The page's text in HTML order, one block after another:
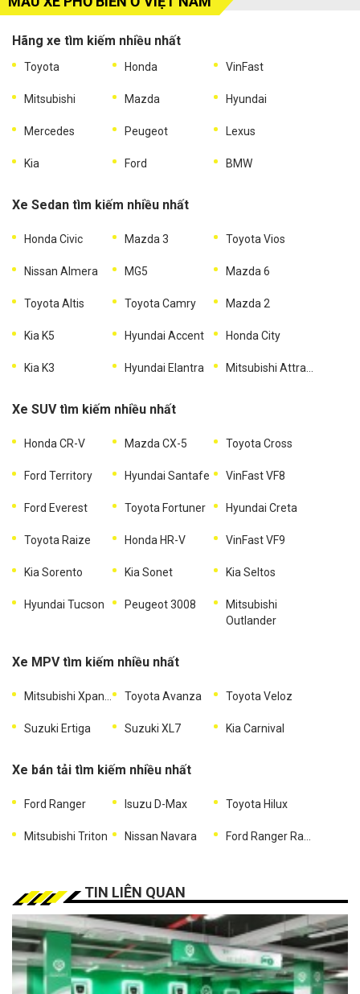
Hãng xe tìm kiếm nhiều nhất
Toyota Honda VinFast
Mitsubishi Mazda Hyundai
Mercedes Peugeot Lexus
Kia Ford BMW
Xe Sedan tìm kiếm nhiều nhất
Honda Civic Mazda 3 Toyota Vios
Nissan Almera MG5 Mazda 6
Toyota Altis Toyota Camry Mazda 2
Kia K5 Hyundai Accent Honda City
Kia K3 Hyundai Elantra
Xe SUV tìm kiếm nhiều nhất
Honda CR-V Mazda CX-5 Toyota Cross
Ford Territory Hyundai Santafe VinFast VF8
Ford Everest Toyota Fortuner Hyundai Creta
Toyota Raize Honda HR-V VinFast VF9
Kia Sorento Kia Sonet Kia Seltos
Hyundai Tucson Peugeot 3008
Mitsubishi
Outlander
Xe MPV tìm kiếm nhiều nhất
Toyota Avanza Toyota Veloz
Suzuki Ertiga Suzuki XL7 Kia Carnival
Xe bán tải tìm kiếm nhiều nhất
Ford Ranger Isuzu D-Max Toyota Hilux
Mitsubishi Triton Nissan Navara
TIN LIÊN QUAN